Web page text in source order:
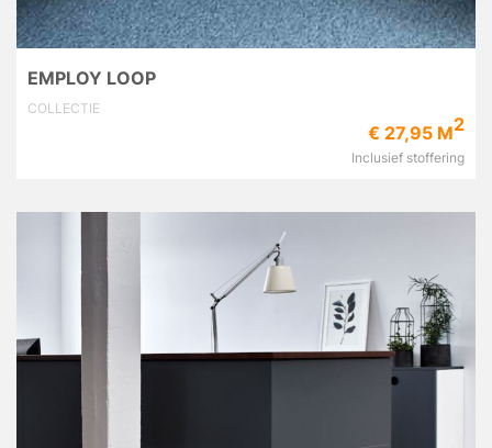
EMPLOY LOOP
COLLECTIE
€ 27,95 M2
Inclusief stoffering